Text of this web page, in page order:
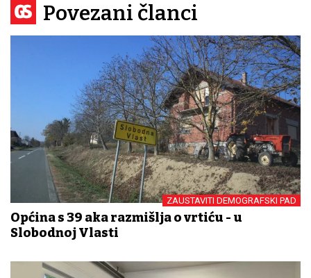
Povezani članci
ZAUSTAVITI DEMOGRAFSKI PAD
Općina s 39 đaka razmišlja o vrtiću - u
Slobodnoj Vlasti